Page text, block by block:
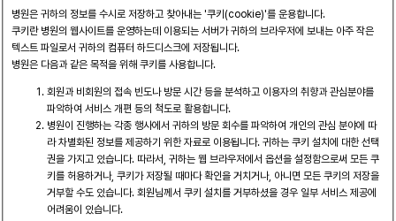
병원은 귀하의 정보를 수시로 저장하고 찾아내는 '쿠키(cookie)'를 운용합니다.
쿠키란 병원의 웹사이트를 운영하는데 이용되는 서버가 귀하의 브라우저에 보내는 아주 작은
텍스트 파일로서 귀하의 컴퓨터 하드디스크에 저장됩니다.
병원은 다음과 같은 목적을 위해 쿠키를 사용합니다.
회원과 비회원의 접속 빈도나 방문 시간 등을 분석하고 이용자의 취향과 관심분야를
파악하여 서비스 개편 등의 척도로 활용합니다.
병원이 진행하는 각종 행사에서 귀하의 방문 회수를 파악하여 개인의 관심 분야에 따
라 차별화된 정보를 제공하기 위한 자료로 이용됩니다. 귀하는 쿠키 설치에 대한 선택
권을 가지고 있습니다. 따라서, 귀하는 웹 브라우저에서 옵션을 설정함으로써 모든 쿠
키를 허용하거나, 쿠키가 저장될 때마다 확인을 거치거나, 아니면 모든 쿠키의 저장을
거부할 수도 있습니다. 회원님께서 쿠키 설치를 거부하셨을 경우 일부 서비스 제공에
어려움이 있습니다.